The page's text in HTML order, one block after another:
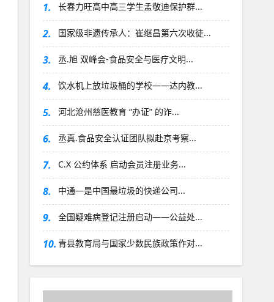
1. 长春力旺高中高三学生孟敬迪保护群...
2. 国家级非遗传承人：崔继昌第六次收徒...
3. 丞.旭 双峰会-食品安全与医疗文明...
4. 饮水机上放垃圾桶的学校——达内教...
5. 河北沧州慈医教育 “办证” 的诈...
6. 丞真.食品安全认证团队拟赴京考察...
7. C.X 公约体系 启动会员注册业务...
8. 中通—是中国最垃圾的快递公司...
9. 全国疑难病登记注册启动——公益处...
10. 青县教育局与国家少数民族政策作对...